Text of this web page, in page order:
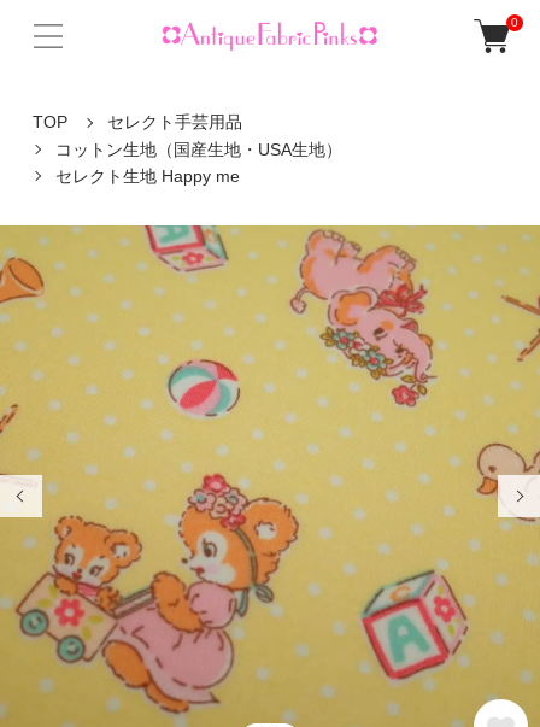
0
TOP
セレクト手芸用品
コットン生地（国産生地・USA生地）
セレクト生地 Happy me